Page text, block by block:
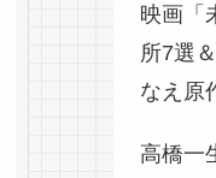
映画「
所7選
なえ原
高橋一